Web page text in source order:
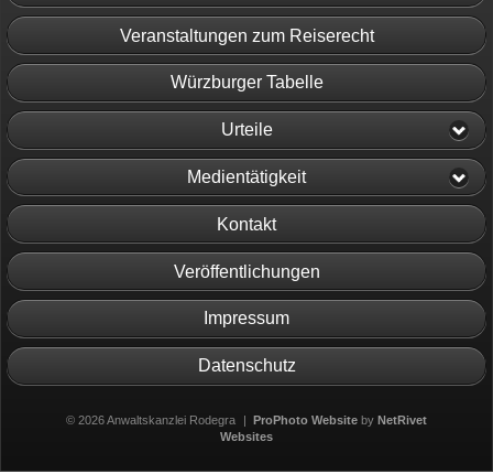
Veranstaltungen zum Reiserecht
Würzburger Tabelle
Urteile
Medientätigkeit
Kontakt
Veröffentlichungen
Impressum
Datenschutz
© 2026 Anwaltskanzlei Rodegra | ProPhoto Website byNetRivet
Websites